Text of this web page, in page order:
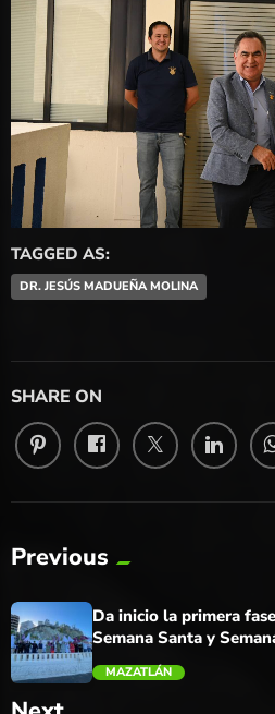
TAGGED AS:
DR. JESÚS MADUEÑA MOLINA
SHARE ON
Previous
Da inicio la primera
Semana Santa y
MAZATLÁN